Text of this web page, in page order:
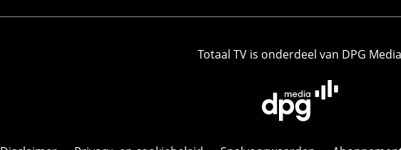
Totaal TV is onderdeel van DPG Media